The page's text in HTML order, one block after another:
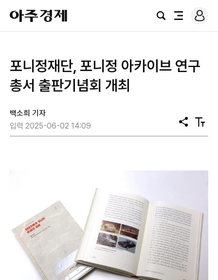
아
주
경
검
전
로
그
포니정재단, 포니정 아카이브 연구
총서 출판기념회 개최
백소희 기자
입력 2025-06-02 14:09
공
유
텍
스